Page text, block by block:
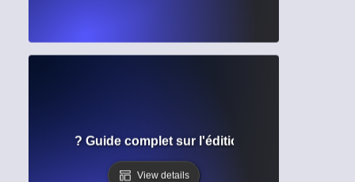
? Guide complet sur l'édition automatisée et
View details